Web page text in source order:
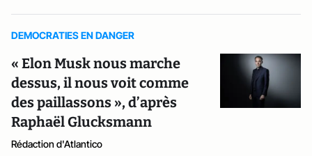
DEMOCRATIES EN DANGER
« Elon Musk nous marche
dessus, il nous voit comme
des paillassons », d’après
Raphaël Glucksmann
Rédaction d'Atlantico